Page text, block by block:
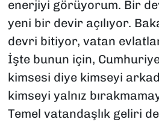
enerjiyi görüyorum. Bir
yeni bir devir açılıyor.
devri bitiyor, vatan
İşte bunun için,
kimsesi diye kimseyi
kimseyi yalnız
Temel vatandaşlık geliri